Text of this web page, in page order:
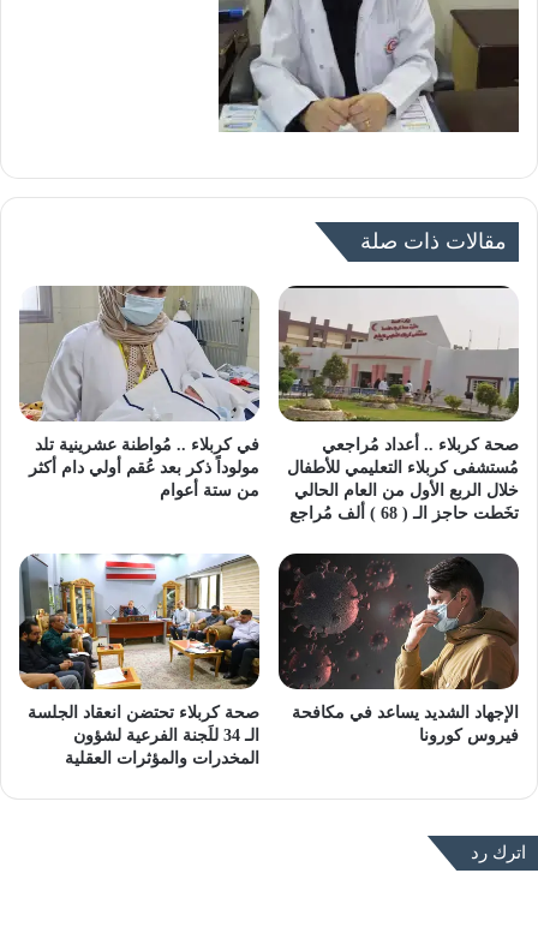
مقالات ذات صلة
صحة كربلاء .. أعداد مُراجعي
مُستشفى كربلاء التعليمي للأطفال
خلال الربع الأول من العام الحالي
تخَطت حاجز الـ ( 68 ) ألف مُراجع
في كربلاء .. مُواطنة عشرينية تلد
مولوداً ذكر بعد عُقم أولي دام أكثر
من ستة أعوام
الإجهاد الشديد يساعد في مكافحة
فيروس كورونا
صحة كربلاء تحتضن انعقاد الجلسة
الـ 34 للَجنة الفرعية لشؤون
المخدرات والمؤثرات العقلية
اترك رد